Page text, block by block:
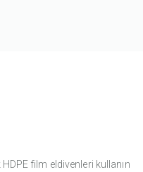
film eldivenleri kullanın